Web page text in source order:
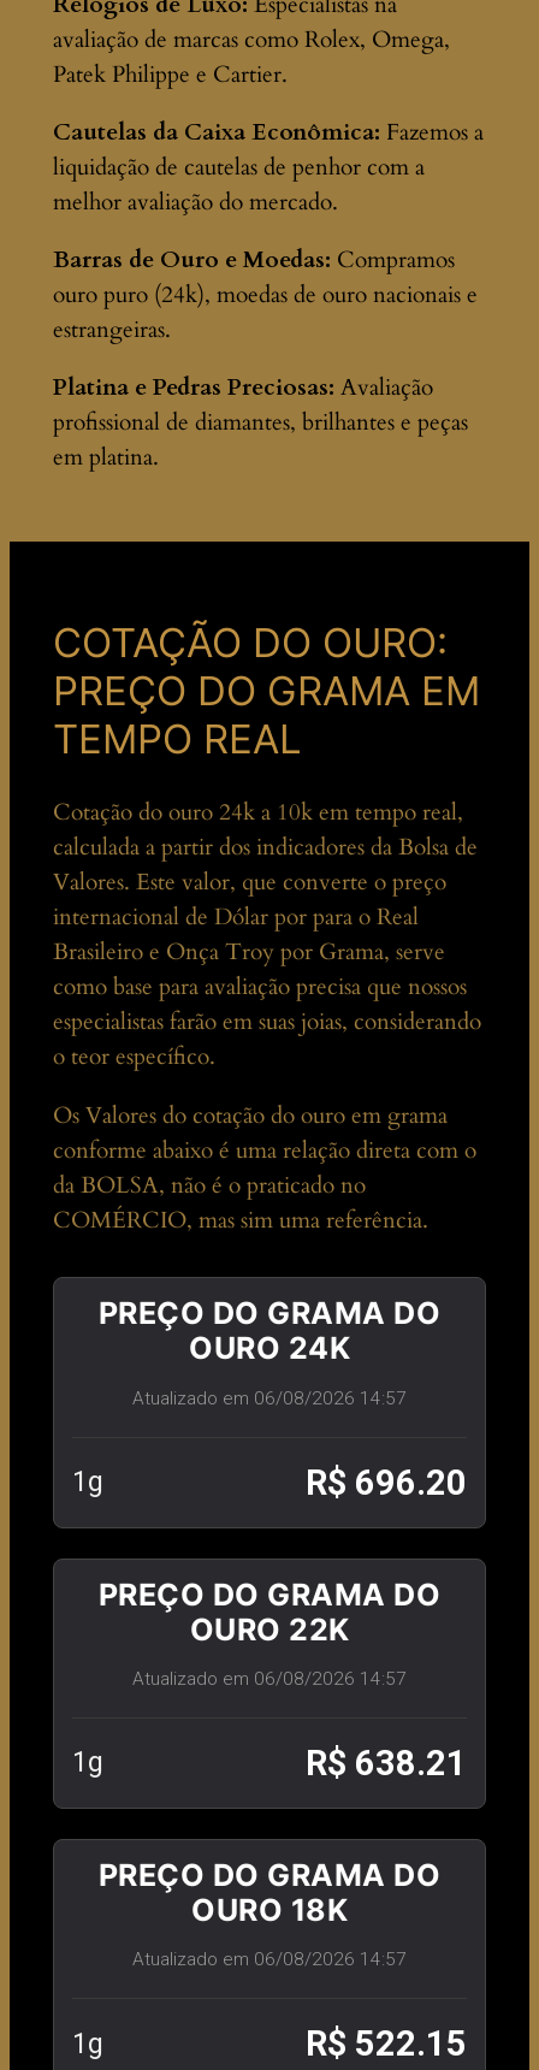
avaliação de marcas como Rolex, Omega,
Patek Philippe e Cartier.
Cautelas da Caixa Econômica: Fazemos a
liquidação de cautelas de penhor com a
melhor avaliação do mercado.
Barras de Ouro e Moedas: Compramos
ouro puro (24k), moedas de ouro nacionais e
estrangeiras.
Platina e Pedras Preciosas: Avaliação
profissional de diamantes, brilhantes e peças
em platina.
COTAÇÃO DO OURO:
PREÇO DO GRAMA EM
TEMPO REAL
Cotação do ouro 24k a 10k em tempo real,
calculada a partir dos indicadores da Bolsa de
Valores. Este valor, que converte o preço
internacional de Dólar por para o Real
Brasileiro e Onça Troy por Grama, serve
como base para avaliação precisa que nossos
especialistas farão em suas joias, considerando
o teor específico.
Os Valores do cotação do ouro em grama
conforme abaixo é uma relação direta com o
da BOLSA, não é o praticado no
COMÉRCIO, mas sim uma referência.
PREÇO DO GRAMA DO
OURO 24K
Atualizado em 06/08/2026 14:57
1g R$ 696.20
PREÇO DO GRAMA DO
OURO 22K
Atualizado em 06/08/2026 14:57
1g R$ 638.21
PREÇO DO GRAMA DO
OURO 18K
Atualizado em 06/08/2026 14:57
1g R$ 522.15